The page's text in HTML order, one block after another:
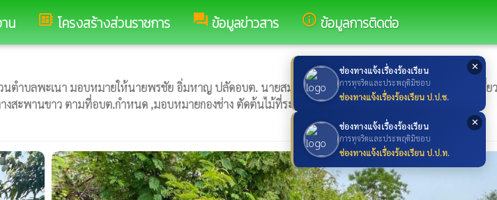
✕
ช่องทางแจ้งเรื่องร้องเรียน
การทุจริตและประพฤติมิชอบ
ช่องทางแจ้งเรื่องร้องเรียน ป.ป.ช.
✕
ช่องทางแจ้งเรื่องร้องเรียน
การทุจริตและประพฤติมิชอบ
ช่องทางแจ้งเรื่องร้องเรียน ป.ป.ท.
น developer_board โครงสร้างส่วนราชการ forum ข้อมูลข่าวสาร info_outline ข้อมูลการติดต่อ
ำบลพะเนา มอบหมายให้นายพรชัย อิ่มหาญ ปลัดอบต. นายสมจิต คงมะเริง รองประธานสภาฯเจ้าหน้าที่ที่เกี่ย
สะพานขาว ตามที่อบต.กำหนด ,มอบหมายกองช่าง ตัดต้นไม้ที่ระสายไฟ บ้านมะเริงน้อย หมู่1